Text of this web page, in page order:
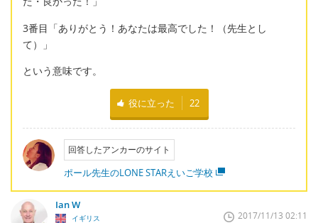
3番目「ありがとう！あなたは最高でした！（先生とし
て）」
という意味です。
役に立った 22
回答したアンカーのサイト
ポール先生のLONE STARえいご学校
Ian W
イギリス 2017/11/13 02:11